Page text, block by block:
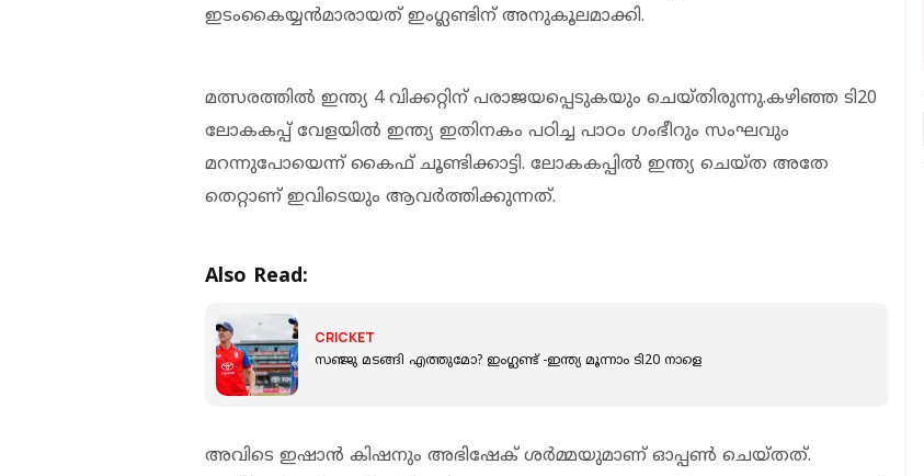
ഇടംകൈയ്യൻമാരായത് ഇംഗ്ലണ്ടിന് അനുകൂലമാക്കി.
മത്സരത്തിൽ ഇന്ത്യ 4 വിക്കറ്റിന് പരാജയപ്പെടുകയും ചെയ്തിരുന്നു.കഴിഞ്ഞ ടി20
ലോകകപ്പ് വേളയിൽ ഇന്ത്യ ഇതിനകം പഠിച്ച പാഠം ഗംഭീറും സംഘവും
മറന്നുപോയെന്ന് കൈഫ് ചൂണ്ടിക്കാട്ടി. ലോകകപ്പിൽ ഇന്ത്യ ചെയ്ത അതേ
തെറ്റാണ് ഇവിടെയും ആവർത്തിക്കുന്നത്.
Also Read:
CRICKET
സഞ്ജു മടങ്ങി എത്തുമോ? ഇംഗ്ലണ്ട് -ഇന്ത്യ മൂന്നാം ടി20 നാളെ
അവിടെ ഇഷാൻ കിഷനും അഭിഷേക് ശർമ്മയുമാണ് ഓപ്പൺ ചെയ്തത്.